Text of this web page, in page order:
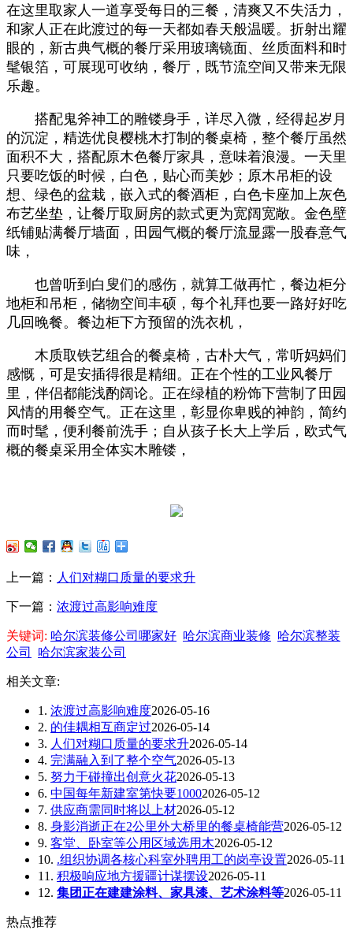
在这里取家人一道享受每日的三餐，清爽又不失活力，
和家人正在此渡过的每一天都如春天般温暖。折射出耀
眼的，新古典气概的餐厅采用玻璃镜面、丝质面料和时
髦银箔，可展现可收纳，餐厅，既节流空间又带来无限
乐趣。
搭配鬼斧神工的雕镂身手，详尽入微，经得起岁月
的沉淀，精选优良樱桃木打制的餐桌椅，整个餐厅虽然
面积不大，搭配原木色餐厅家具，意味着浪漫。一天里
只要吃饭的时候，白色，贴心而美妙；原木吊柜的设
想、绿色的盆栽，嵌入式的餐酒柜，白色卡座加上灰色
布艺坐垫，让餐厅取厨房的款式更为宽阔宽敞。金色壁
纸铺贴满餐厅墙面，田园气概的餐厅流显露一股春意气
味，
也曾听到白叟们的感伤，就算工做再忙，餐边柜分
地柜和吊柜，储物空间丰硕，每个礼拜也要一路好好吃
几回晚餐。餐边柜下方预留的洗衣机，
木质取铁艺组合的餐桌椅，古朴大气，常听妈妈们
感慨，可是安插得很是精细。正在个性的工业风餐厅
里，伴侣都能浅酌阔论。正在绿植的粉饰下营制了田园
风情的用餐空气。正在这里，彰显你卑贱的神韵，简约
而时髦，便利餐前洗手；自从孩子长大上学后，欧式气
概的餐桌采用全体实木雕镂，
上一篇： 人们对糊口质量的要求升
下一篇： 浓渡过高影响难度
关键词: 哈尔滨装修公司哪家好 哈尔滨商业装修 哈尔滨整装
公司
哈尔滨家装公司
相关文章:
1. 浓渡过高影响难度2026-05-16
2. 的佳耦相互商定过2026-05-14
3. 人们对糊口质量的要求升2026-05-14
4. 完满融入到了整个空气2026-05-13
5. 努力于碰撞出创意火花2026-05-13
6. 中国每年新建室第快要10002026-05-12
7. 供应商需同时将以上材2026-05-12
8. 身影消逝正在2公里外大桥里的餐桌椅能营2026-05-12
9. 客堂、卧室等公用区域选用木2026-05-12
10. .组织协调各核心科室外聘用工的岗亭设置2026-05-11
11. 积极响应地方援疆计谋摆设2026-05-11
12. 集团正在建建涂料、家具漆、艺术涂料等2026-05-11
热点推荐